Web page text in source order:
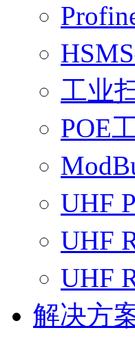
工业
POE
UHF
UHF
UHF
解决方